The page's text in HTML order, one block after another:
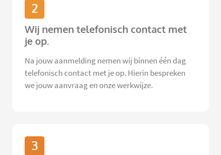
2
Wij nemen telefonisch contact met
je op.
Na jouw aanmelding nemen wij binnen één dag
telefonisch contact met je op. Hierin bespreken
we jouw aanvraag en onze werkwijze.
3